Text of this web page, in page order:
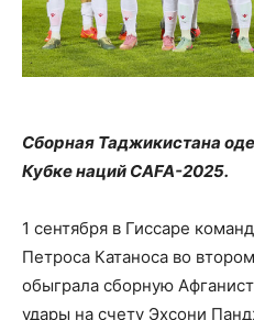
Сборная Таджикистана
Кубке наций CAFA-2025.
1 сентября в Гиссаре
Петрoса Катаноса во
обыграла сборную
удары на счету Эхсони